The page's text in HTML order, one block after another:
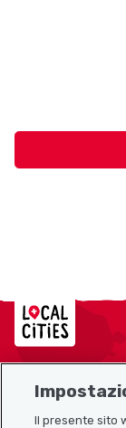
Localcities
Il presente sito